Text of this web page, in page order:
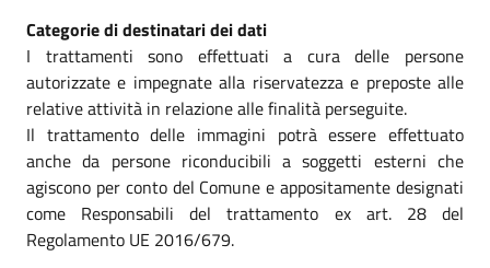
Categorie di destinatari dei dati
I trattamenti sono effettuati a cura delle persone
autorizzate e impegnate alla riservatezza e preposte alle
relative attività in relazione alle finalità perseguite.
Il trattamento delle immagini potrà essere effettuato
anche da persone riconducibili a soggetti esterni che
agiscono per conto del Comune e appositamente designati
come Responsabili del trattamento ex art. 28 del
Regolamento UE 2016/679.